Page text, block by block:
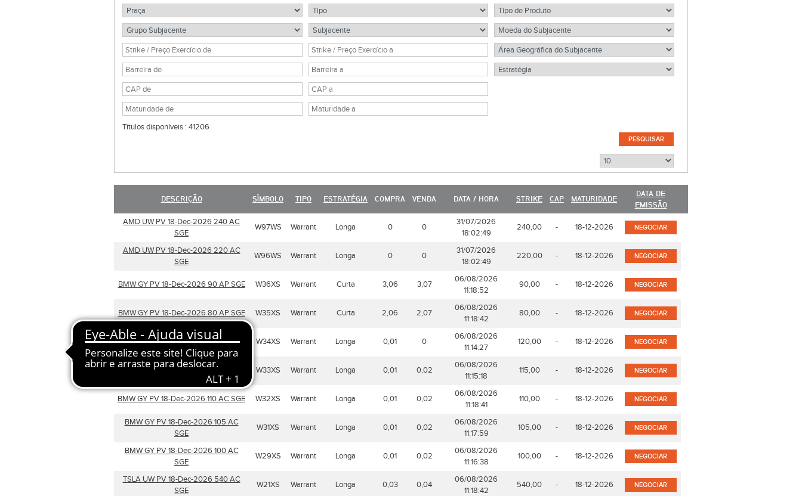
Títulos disponíveis : 41206
DESCRIÇÃO SÍMBOLO TIPO ESTRATÉGIA COMPRA VENDA DATA / HORA STRIKE CAP MATURIDADE
DATA DE
EMISSÃO
AMD UW PV 18-Dec-2026 240 AC
SGE
W97WS Warrant Longa 0 0
31/07/2026
18:02:49
240,00 - 18-12-2026 NEGOCIAR
AMD UW PV 18-Dec-2026 220 AC
SGE
W96WS Warrant Longa 0 0
31/07/2026
18:02:49
220,00 - 18-12-2026 NEGOCIAR
BMW GY PV 18-Dec-2026 90 AP SGE W36XS Warrant Curta 3,06 3,07
06/08/2026
11:18:52
90,00 - 18-12-2026 NEGOCIAR
BMW GY PV 18-Dec-2026 80 AP SGE W35XS Warrant Curta 2,06 2,07
06/08/2026
11:18:42
80,00 - 18-12-2026 NEGOCIAR
BMW GY PV 18-Dec-2026 120 AC
SGE
W34XS Warrant Longa 0,01 0
06/08/2026
11:14:27
120,00 - 18-12-2026 NEGOCIAR
BMW GY PV 18-Dec-2026 115 AC SGE W33XS Warrant Longa 0,01 0,02
06/08/2026
11:15:18
115,00 - 18-12-2026 NEGOCIAR
BMW GY PV 18-Dec-2026 110 AC SGE W32XS Warrant Longa 0,01 0,02
06/08/2026
11:18:41
110,00 - 18-12-2026 NEGOCIAR
BMW GY PV 18-Dec-2026 105 AC
SGE
W31XS Warrant Longa 0,01 0,02
06/08/2026
11:17:59
105,00 - 18-12-2026 NEGOCIAR
BMW GY PV 18-Dec-2026 100 AC
SGE
W29XS Warrant Longa 0,01 0,02
06/08/2026
11:16:38
100,00 - 18-12-2026 NEGOCIAR
TSLA UW PV 18-Dec-2026 540 AC
SGE
W21XS Warrant Longa 0,03 0,04
06/08/2026
11:18:42
540,00 - 18-12-2026 NEGOCIAR